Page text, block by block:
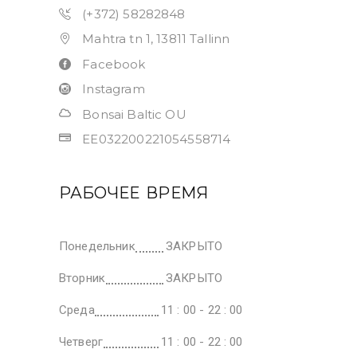
(+372) 58282848
Mahtra tn 1, 13811 Tallinn
Facebook
Instagram
Bonsai Baltic OU
EE032200221054558714
РАБОЧЕЕ ВРЕМЯ
Понедельник ЗАКРЫТО
Вторник ЗАКРЫТО
Среда 11 : 00 - 22 : 00
Четверг 11 : 00 - 22 : 00